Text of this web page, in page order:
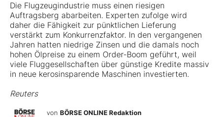
Die Flugzeugindustrie muss einen riesigen
Auftragsberg abarbeiten. Experten zufolge wird
daher die Fähigkeit zur pünktlichen Lieferung
verstärkt zum Konkurrenzfaktor. In den vergangenen
Jahren hatten niedrige Zinsen und die damals noch
hohen Ölpreise zu einem Order-Boom geführt, weil
viele Fluggesellschaften über günstige Kredite massiv
in neue kerosinsparende Maschinen investierten.
Reuters
von BÖRSE ONLINE Redaktion